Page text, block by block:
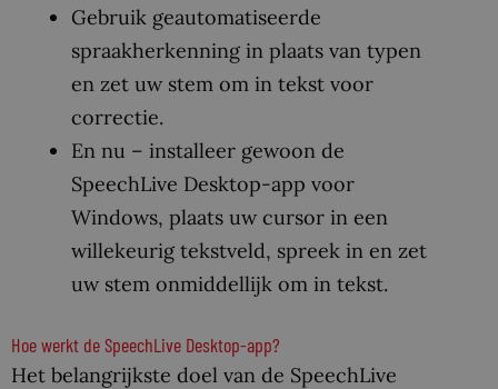
Gebruik geautomatiseerde
spraakherkenning in plaats van typen
en zet uw stem om in tekst voor
correctie.
En nu – installeer gewoon de
SpeechLive Desktop-app voor
Windows, plaats uw cursor in een
willekeurig tekstveld, spreek in en zet
uw stem onmiddellijk om in tekst.
Hoe werkt de SpeechLive Desktop-app?
Het belangrijkste doel van de SpeechLive